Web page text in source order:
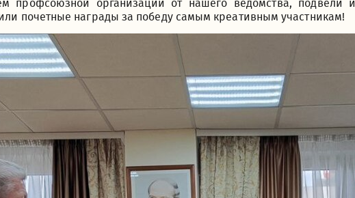
профсоюзной организации от нашего ведомства, подвели
почетные награды за победу самым креативным участникам!